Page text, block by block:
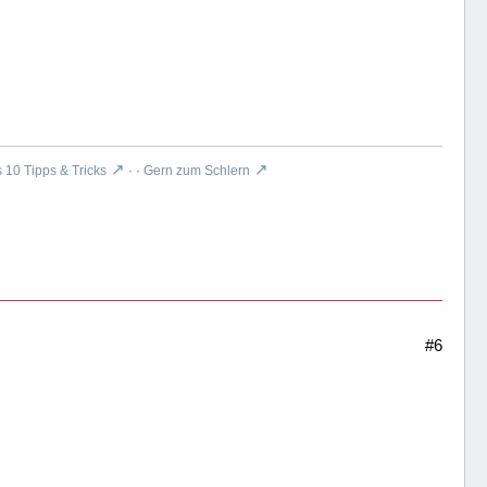
10 Tipps & Tricks · · Gern zum Schlern
#6